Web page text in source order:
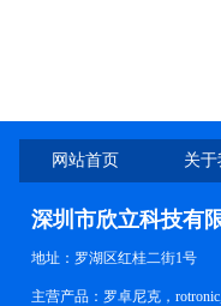
网站首页 关
深圳市欣立科技有
地址：罗湖区红桂二街1号
主营产品：罗卓尼克，